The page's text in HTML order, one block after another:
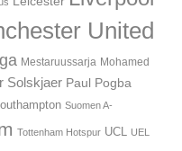
United
Mestaruussarja Mohamed
Solskjaer Paul Pogba
Suomen A-
Tottenham Hotspur UCL UEL